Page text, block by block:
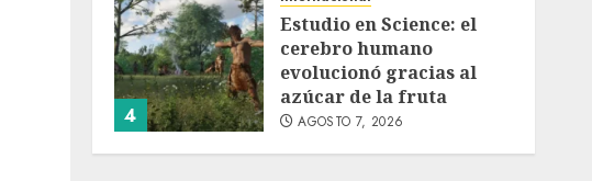
4
Estudio en Science: el
cerebro humano
evolucionó gracias al
azúcar de la fruta
AGOSTO 7, 2026